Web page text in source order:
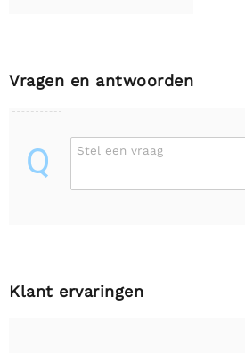
Vragen en antwoorden
Q Stel een vraag
Klant ervaringen